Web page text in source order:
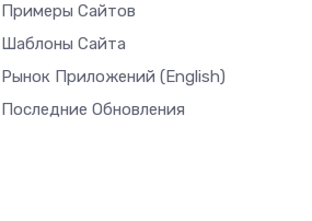
Примеры Сайтов
Шаблоны Сайта
Рынок Приложений (English)
Последние Обновления